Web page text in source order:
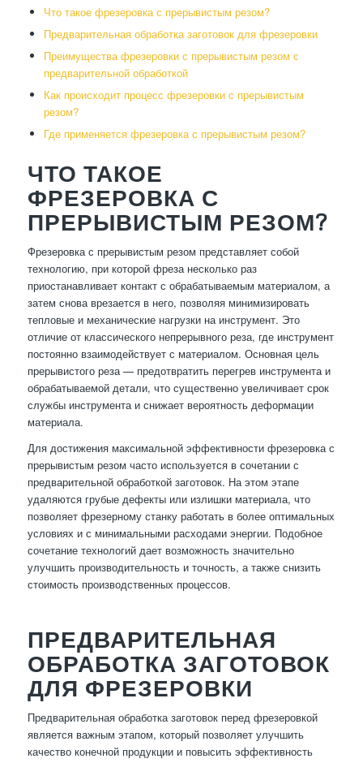
Что такое фрезеровка с прерывистым резом?
Предварительная обработка заготовок для фрезеровки
Преимущества фрезеровки с прерывистым резом с
предварительной обработкой
Как происходит процесс фрезеровки с прерывистым
резом?
Где применяется фрезеровка с прерывистым резом?
ЧТО ТАКОЕ
ФРЕЗЕРОВКА С
ПРЕРЫВИСТЫМ РЕЗОМ?
Фрезеровка с прерывистым резом представляет собой
технологию, при которой фреза несколько раз
приостанавливает контакт с обрабатываемым материалом, а
затем снова врезается в него, позволяя минимизировать
тепловые и механические нагрузки на инструмент. Это
отличие от классического непрерывного реза, где инструмент
постоянно взаимодействует с материалом. Основная цель
прерывистого реза — предотвратить перегрев инструмента и
обрабатываемой детали, что существенно увеличивает срок
службы инструмента и снижает вероятность деформации
материала.
Для достижения максимальной эффективности фрезеровка с
прерывистым резом часто используется в сочетании с
предварительной обработкой заготовок. На этом этапе
удаляются грубые дефекты или излишки материала, что
позволяет фрезерному станку работать в более оптимальных
условиях и с минимальными расходами энергии. Подобное
сочетание технологий дает возможность значительно
улучшить производительность и точность, а также снизить
стоимость производственных процессов.
ПРЕДВАРИТЕЛЬНАЯ
ОБРАБОТКА ЗАГОТОВОК
ДЛЯ ФРЕЗЕРОВКИ
Предварительная обработка заготовок перед фрезеровкой
является важным этапом, который позволяет улучшить
качество конечной продукции и повысить эффективность